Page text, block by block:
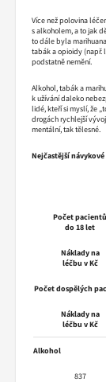
Více než polovina
s alkoholem, a to jak
to dále byla
tabák a opioidy (např.
podstatně nemění.
Alkohol, tabák a
k užívání daleko
lidé, kteří si myslí, že
drogách rychlejší
mentální, tak tělesné.
Nejčastější
Počet pacientů
do 18 let
Náklady na
léčbu v Kč
Počet dospělých
Náklady na
léčbu v Kč
Alkohol
837